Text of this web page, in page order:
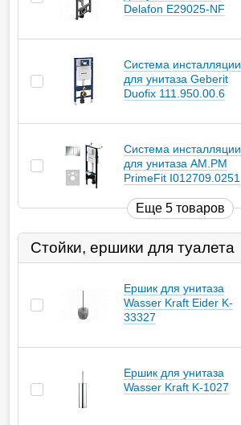
Delafon E29025-NF
Система инсталляции
для унитаза Geberit
Duofix 111.950.00.6
Система инсталляции
для унитаза AM.PM
PrimeFit I012709.0251
Еще 5 товаров
Стойки, ершики для туалета
Ершик для унитаза
Wasser Kraft Eider K-
33327
Ершик для унитаза
Wasser Kraft K-1027